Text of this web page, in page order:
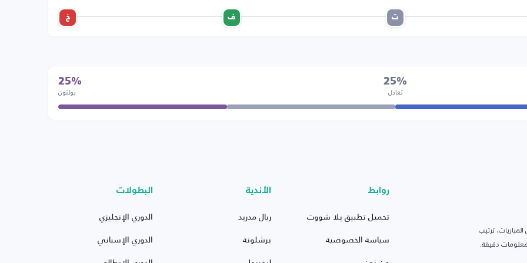
ت ف خ
25%
تعادل
25%
بولتون
ترتيب
دقيقة.
روابط
تحميل تطبيق يلا شووت
سياسة الخصوصية
الأندية
ريال مدريد
برشلونة
البطولات
الدوري الإنجليزي
الدوري الإسباني